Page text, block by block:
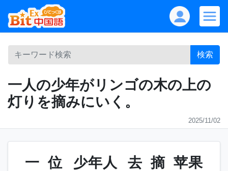
検索
一人の少年がリンゴの木の上の
灯りを摘みにいく。
2025/11/02
一 位 少年人 去 摘 苹果